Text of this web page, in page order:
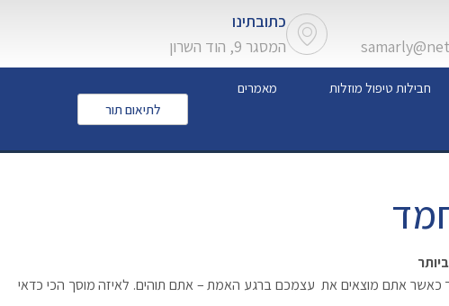
כתובתינו
המסגר 9, הוד השרון
חבילות טיפול מוזלות מאמרים
לתיאום תור
כאשר אתם מוצאים את עצמכם ברגע האמת – אתם תוהים. לאיזה מוסך הכי כדאי